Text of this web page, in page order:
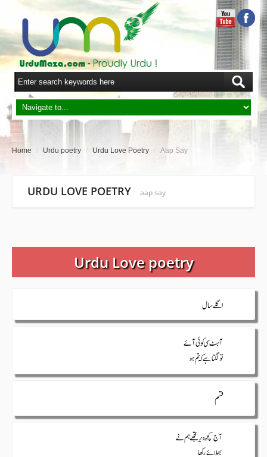
Home / Urdu poetry / Urdu Love Poetry / Aap Say
URDU LOVE POETRY aap say
Urdu Love poetry